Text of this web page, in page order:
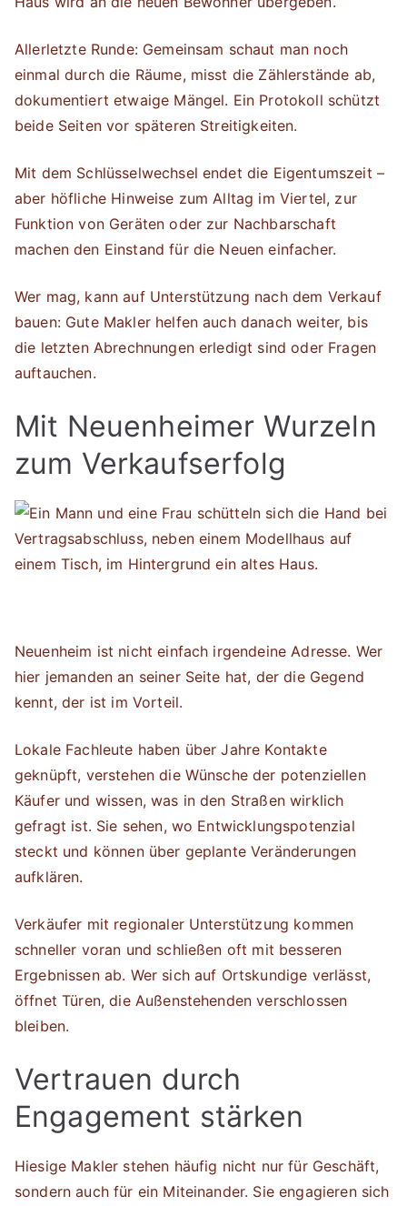
Allerletzte Runde: Gemeinsam schaut man noch
einmal durch die Räume, misst die Zählerstände ab,
dokumentiert etwaige Mängel. Ein Protokoll schützt
beide Seiten vor späteren Streitigkeiten.
Mit dem Schlüsselwechsel endet die Eigentumszeit –
aber höfliche Hinweise zum Alltag im Viertel, zur
Funktion von Geräten oder zur Nachbarschaft
machen den Einstand für die Neuen einfacher.
Wer mag, kann auf Unterstützung nach dem Verkauf
bauen: Gute Makler helfen auch danach weiter, bis
die letzten Abrechnungen erledigt sind oder Fragen
auftauchen.
Mit Neuenheimer Wurzeln
zum Verkaufserfolg
Neuenheim ist nicht einfach irgendeine Adresse. Wer
hier jemanden an seiner Seite hat, der die Gegend
kennt, der ist im Vorteil.
Lokale Fachleute haben über Jahre Kontakte
geknüpft, verstehen die Wünsche der potenziellen
Käufer und wissen, was in den Straßen wirklich
gefragt ist. Sie sehen, wo Entwicklungspotenzial
steckt und können über geplante Veränderungen
aufklären.
Verkäufer mit regionaler Unterstützung kommen
schneller voran und schließen oft mit besseren
Ergebnissen ab. Wer sich auf Ortskundige verlässt,
öffnet Türen, die Außenstehenden verschlossen
bleiben.
Vertrauen durch
Engagement stärken
Hiesige Makler stehen häufig nicht nur für Geschäft,
sondern auch für ein Miteinander. Sie engagieren sich